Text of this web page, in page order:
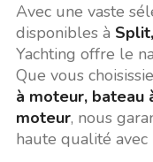
Avec une vaste
disponibles à
Yachting offre le
Que vous
à moteur, bateau
moteur, nous
haute qualité